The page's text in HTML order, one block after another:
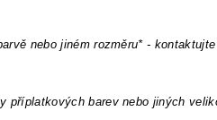
nebo jiném rozměru* -
příplatkových barev nebo jiných